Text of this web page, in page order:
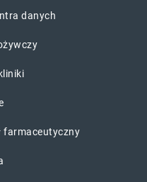
danych
farmaceutyczny